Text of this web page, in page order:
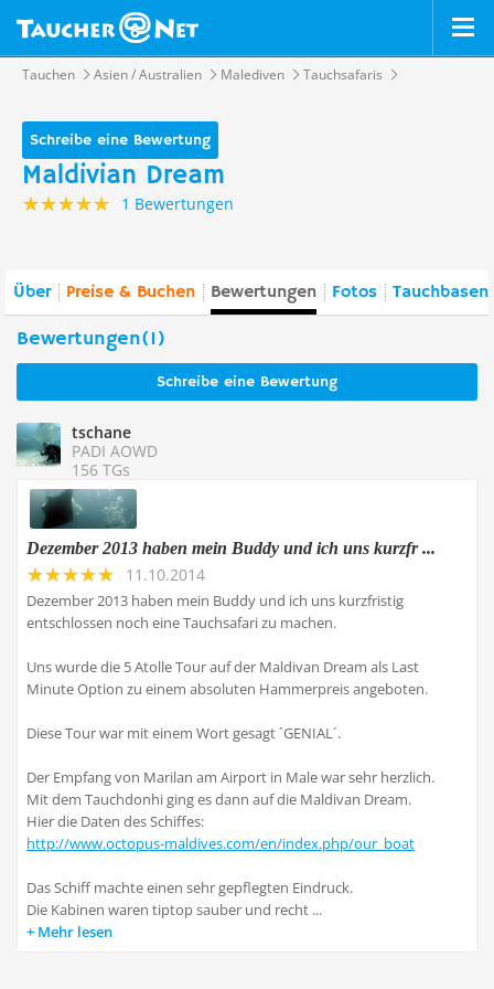
Tauchen Asien / Australien Malediven Tauchsafaris
Schreibe eine Bewertung
Maldivian Dream
1 Bewertungen
Über Preise & Buchen Bewertungen Fotos
Bewertungen(1)
Schreibe eine Bewertung
tschane
PADI AOWD
156 TGs
Dezember 2013 haben mein Buddy und ich uns kurzfr ...
11.10.2014
Dezember 2013 haben mein Buddy und ich uns kurzfristig
entschlossen noch eine Tauchsafari zu machen.
Uns wurde die 5 Atolle Tour auf der Maldivan Dream als Last
Minute Option zu einem absoluten Hammerpreis angeboten.
Diese Tour war mit einem Wort gesagt ´GENIAL´.
Der Empfang von Marilan am Airport in Male war sehr herzlich.
Mit dem Tauchdonhi ging es dann auf die Maldivan Dream.
Hier die Daten des Schiffes:
http://www.octopus-maldives.com/en/index.php/our_boat
Das Schiff machte einen sehr gepflegten Eindruck.
Die Kabinen waren tiptop sauber und recht ...
Mehr lesen